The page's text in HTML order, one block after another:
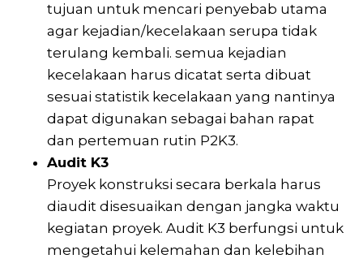
tujuan untuk mencari penyebab utama
agar kejadian/kecelakaan serupa tidak
terulang kembali. semua kejadian
kecelakaan harus dicatat serta dibuat
sesuai statistik kecelakaan yang nantinya
dapat digunakan sebagai bahan rapat
dan pertemuan rutin P2K3.
Audit K3
Proyek konstruksi secara berkala harus
diaudit disesuaikan dengan jangka waktu
kegiatan proyek. Audit K3 berfungsi untuk
mengetahui kelemahan dan kelebihan